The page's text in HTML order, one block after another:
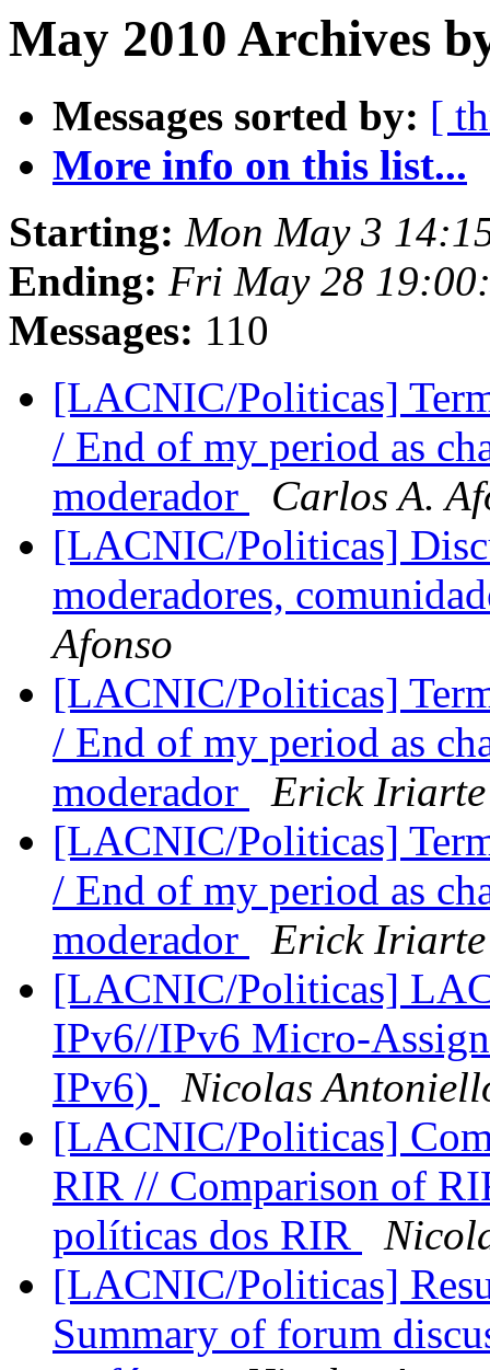
May 2010 Archives
Messages sorted by: [
More info on this list...
Starting: Mon May 3
Ending: Fri May 28
Messages: 110
[LACNIC/Politicas]
/ End of my period as
moderador
Carlos A.
[LACNIC/Politicas]
moderadores,
Afonso
[LACNIC/Politicas]
/ End of my period as
moderador
Erick
[LACNIC/Politicas]
/ End of my period as
moderador
Erick
[LACNIC/Politicas]
IPv6//IPv6
IPv6)
Nicolas
[LACNIC/Politicas]
RIR // Comparison of
políticas dos RIR
[LACNIC/Politicas]
Summary of forum